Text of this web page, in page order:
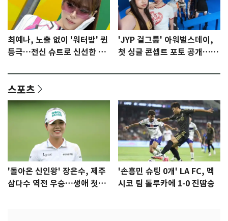
최예나, 노출 없이 '워터밤' 퀸
등극…전신 슈트로 신선한 충
'JYP 걸그룹' 아워벌스데이,
첫 싱글 콘셉트 포토 공개…청
스포츠
'돌아온 신인왕' 장은수, 제주
삼다수 역전 우승…생애 첫승
'손흥민 슈팅 0개' LA FC, 멕
시코 팀 톨루카에 1-0 진땀승